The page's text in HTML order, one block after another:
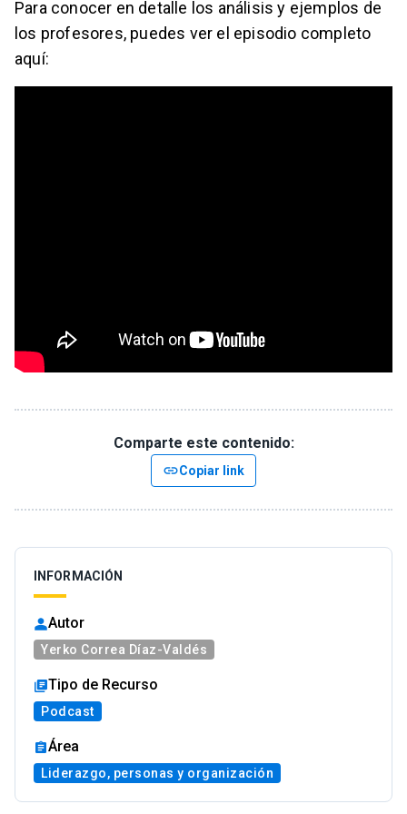
Para conocer en detalle los análisis y ejemplos de
los profesores, puedes ver el episodio completo
aquí:
Comparte este contenido:
linkCopiar link
INFORMACIÓN
Autor
Yerko Correa Díaz-Valdés
Tipo de Recurso
Podcast
Área
Liderazgo, personas y organización